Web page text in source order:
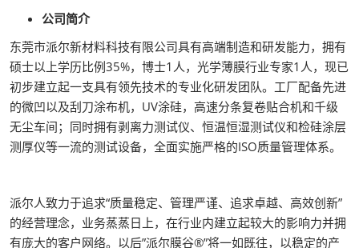
公司简介
东莞市派尔新材料科技有限公司具有高端制造和研发能力，拥有
硕士以上学历比例35%，博士1人，光学薄膜行业专家1人，现已
初步建立起一支具有领先技术的专业化研发团队。工厂配备先进
的微凹以及刮刀涂布机，UV涂硅，高速分条复卷贴合机和千级
无尘车间；同时拥有剥离力测试仪、恒温恒湿测试仪和检硅涂层
测厚仪等一流的测试设备，全面实施严格的ISO质量管理体系。
派尔人致力于追求“质量稳定、管理严谨、追求卓越、高效创新”
的经营理念，业务蒸蒸日上，在行业内建立起较大的影响力并拥
有庞大的客户网络。以后”派尔膜谷®”将一如既往，以稳定的产